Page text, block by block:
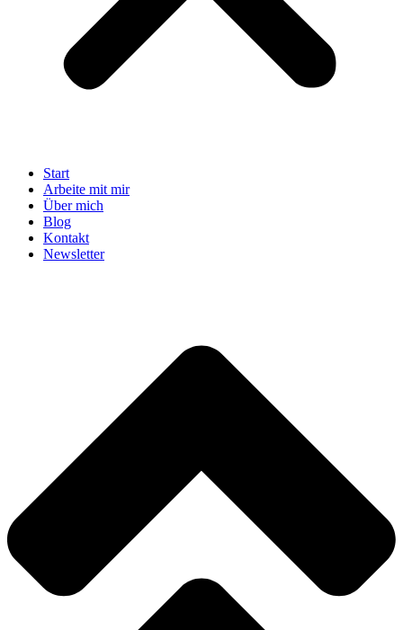
Start
Arbeite mit mir
Über mich
Blog
Kontakt
Newsletter